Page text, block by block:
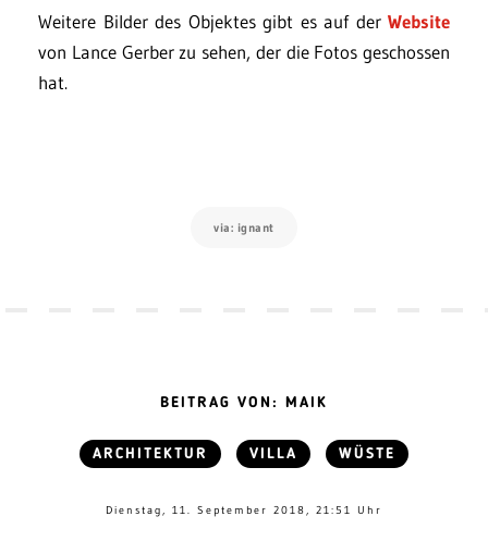
Weitere Bilder des Objektes gibt es auf der Website
von Lance Gerber zu sehen, der die Fotos geschossen
hat.
via: ignant
BEITRAG VON: MAIK
ARCHITEKTUR VILLA WÜSTE
Dienstag, 11. September 2018, 21:51 Uhr